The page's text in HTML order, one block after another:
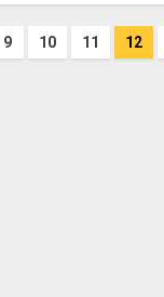
9 10 11 12